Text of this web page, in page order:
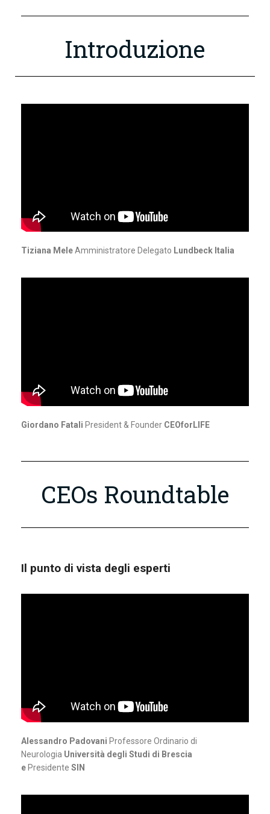
Introduzione
Tiziana MeleAmministratore Delegato Lundbeck Italia
Giordano Fatali President & Founder CEOforLIFE
CEOs Roundtable
Il punto di vista degli esperti
Alessandro Padovani Professore Ordinario di
Neurologia Università degli Studi di Brescia
e Presidente SIN